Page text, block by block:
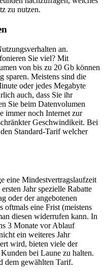
zu nutzen.
an.
Sie viel? Mit
von bis zu 20 Gb können
sparen. Meistens sind die
oder jedes Megabyte
auch, dass Sie ihr
Sie beim Datenvolumen
immer noch Internet zur
Geschwindikeit. Bei
Standard-Tarif welcher
eine Mindestvertragslaufzeit
Jahr spezielle Rabatte
oder der angebotenen
oftmals eine Frist (meistens
diesen widerrufen kann. In
3 Monate vor Ablauf
ein weiteres Jahr
wird, bieten viele der
bei Laune zu halten.
dem gewählten Tarif.